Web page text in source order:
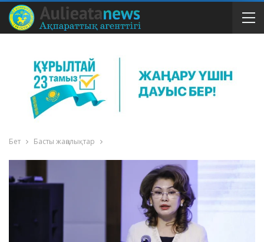
Бет Басты жаңалықтар